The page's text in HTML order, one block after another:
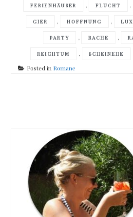
FERIENHÄUSER , FLUCHT ,
GIER , HOFFNUNG ,
PARTY , RACHE ,
REICHTUM , SCHEINEHE
Posted in Romane
navigation